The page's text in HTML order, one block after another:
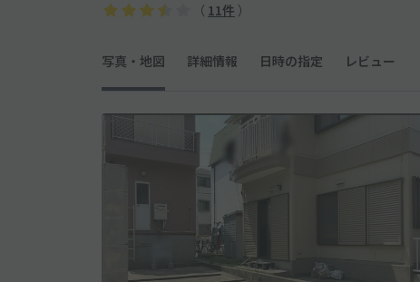
（ 11件 ）
写真・地図 詳細情報 日時の指定 レビュー